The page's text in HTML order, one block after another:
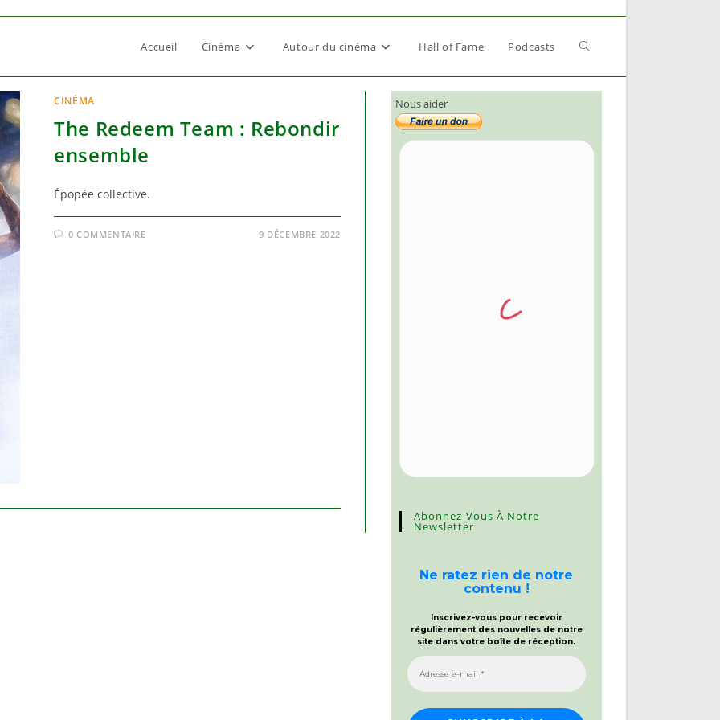
Accueil Cinéma Autour du cinéma Hall of Fame Podcasts Toggle
CINÉMA
The Redeem Team : Rebondir
ensemble
Épopée collective.
0 COMMENTAIRE 9 DÉCEMBRE 2022
Nous aider
Abonnez-Vous À Notre
Newsletter
Ne ratez rien de notre
contenu !
Inscrivez-vous pour recevoir
régulièrement des nouvelles de notre
site dans votre boîte de réception.